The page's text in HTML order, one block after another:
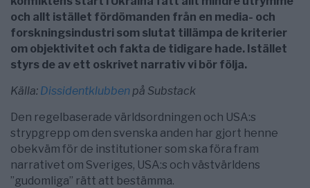
och allt istället fördömanden från en media- och
forskningsindustri som slutat tillämpa de kriterier
om objektivitet och fakta de tidigare hade. Istället
styrs de av ett oskrivet narrativ vi bör följa.
Källa: Dissidentklubben på Substack
Den regelbaserade världsordningen och USA:s
strypgrepp om den svenska anden har gjort henne
obekväm för de institutioner som ska föra fram
narrativet om Sveriges, USA:s och västvärldens
”gudomliga” rätt att bestämma.